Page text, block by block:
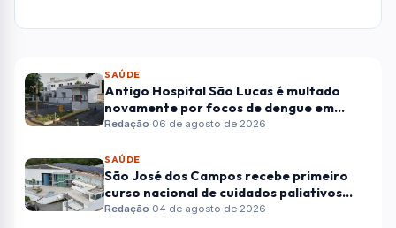
SAÚDE
Antigo Hospital São Lucas é multado
novamente por focos de dengue em
Taubaté
Redação·06 de agosto de 2026
SAÚDE
São José dos Campos recebe primeiro
curso nacional de cuidados paliativos
para crianças
Redação·04 de agosto de 2026